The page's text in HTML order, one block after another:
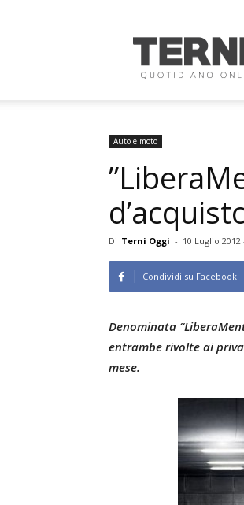
Oggi
Auto e moto
Di Terni Oggi - 10 Luglio
Condividi su Facebook
Denominata
entrambe rivolte ai
mese.